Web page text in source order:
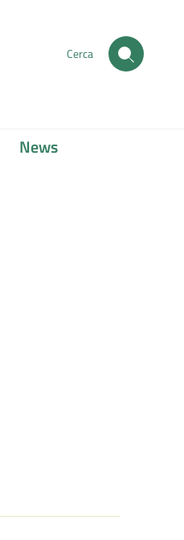
Cerca
News